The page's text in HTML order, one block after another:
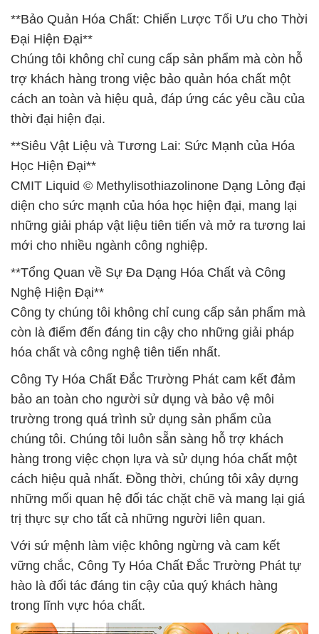
**Bảo Quản Hóa Chất: Chiến Lược Tối Ưu cho Thời
Đại Hiện Đại**
Chúng tôi không chỉ cung cấp sản phẩm mà còn hỗ
trợ khách hàng trong việc bảo quản hóa chất một
cách an toàn và hiệu quả, đáp ứng các yêu cầu của
thời đại hiện đại.
**Siêu Vật Liệu và Tương Lai: Sức Mạnh của Hóa
Học Hiện Đại**
CMIT Liquid © Methylisothiazolinone Dạng Lỏng đại
diện cho sức mạnh của hóa học hiện đại, mang lại
những giải pháp vật liệu tiên tiến và mở ra tương lai
mới cho nhiều ngành công nghiệp.
**Tổng Quan về Sự Đa Dạng Hóa Chất và Công
Nghệ Hiện Đại**
Công ty chúng tôi không chỉ cung cấp sản phẩm mà
còn là điểm đến đáng tin cậy cho những giải pháp
hóa chất và công nghệ tiên tiến nhất.
Công Ty Hóa Chất Đắc Trường Phát cam kết đảm
bảo an toàn cho người sử dụng và bảo vệ môi
trường trong quá trình sử dụng sản phẩm của
chúng tôi. Chúng tôi luôn sẵn sàng hỗ trợ khách
hàng trong việc chọn lựa và sử dụng hóa chất một
cách hiệu quả nhất. Đồng thời, chúng tôi xây dựng
những mối quan hệ đối tác chặt chẽ và mang lại giá
trị thực sự cho tất cả những người liên quan.
Với sứ mệnh làm việc không ngừng và cam kết
vững chắc, Công Ty Hóa Chất Đắc Trường Phát tự
hào là đối tác đáng tin cậy của quý khách hàng
trong lĩnh vực hóa chất.